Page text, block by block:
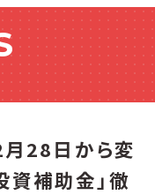
28日から変
資補助金」徹